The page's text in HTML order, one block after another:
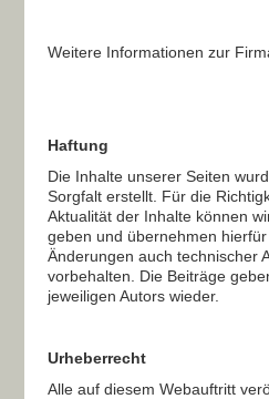
Weitere Informationen zur
Haftung
Die Inhalte unserer Seiten
Sorgfalt erstellt. Für die
Aktualität der Inhalte können
geben und übernehmen hierfür
Änderungen auch technischer
vorbehalten. Die Beiträge
jeweiligen Autors wieder.
Urheberrecht
Alle auf diesem Webauftritt